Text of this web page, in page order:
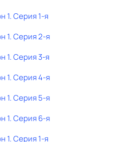
1. Серия 1-я
1. Серия 2-я
1. Серия 3-я
1. Серия 4-я
1. Серия 5-я
1. Серия 6-я
1. Серия 1-я